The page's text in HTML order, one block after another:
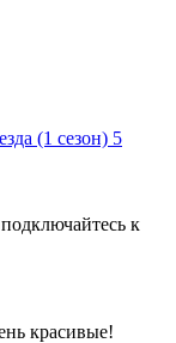
(1 сезон) 5
к
красивые!